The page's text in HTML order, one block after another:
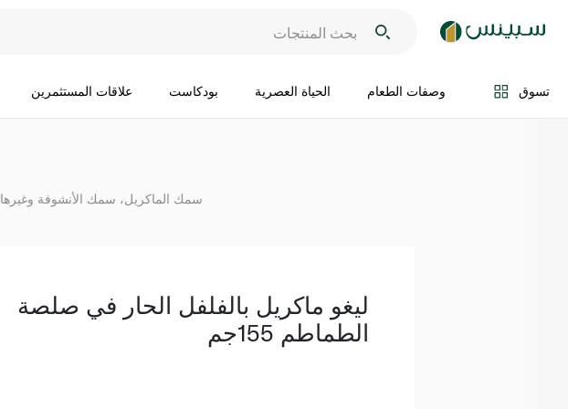
تسوق وصفات الطعام الحياة العصرية بودكاست علاقات المستثمرين
اضف الى السلة
سمك الماكريل، سمك الأنشوفة وغيرها
ليغو ماكريل بالفلفل الحار في صلصة
الطماطم 155جم